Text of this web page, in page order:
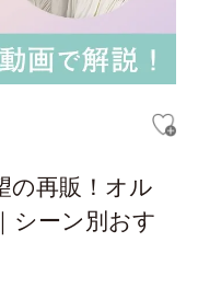
の再販！オル
シーン別おす